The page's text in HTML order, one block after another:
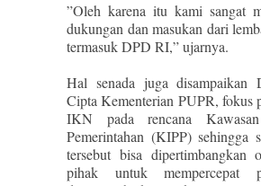
”Oleh karena itu kami sangat
dukungan dan masukan dari
termasuk DPD RI,” ujarnya.
Hal senada juga disampaikan
Cipta Kementerian PUPR, fokus
IKN pada rencana
Pemerintahan (KIPP) sehingga
tersebut bisa dipertimbangkan
pihak untuk mempercepat